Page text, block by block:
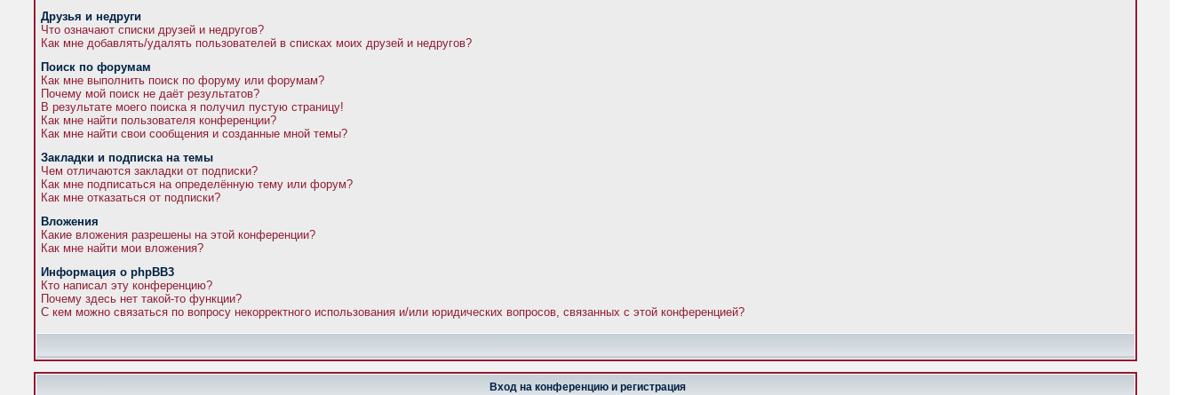
Друзья и недруги
Что означают списки друзей и недругов?
Как мне добавлять/удалять пользователей в списках моих друзей и недругов?
Поиск по форумам
Как мне выполнить поиск по форуму или форумам?
Почему мой поиск не даёт результатов?
В результате моего поиска я получил пустую страницу!
Как мне найти пользователя конференции?
Как мне найти свои сообщения и созданные мной темы?
Закладки и подписка на темы
Чем отличаются закладки от подписки?
Как мне подписаться на определённую тему или форум?
Как мне отказаться от подписки?
Вложения
Какие вложения разрешены на этой конференции?
Как мне найти мои вложения?
Информация о phpBB3
Кто написал эту конференцию?
Почему здесь нет такой-то функции?
С кем можно связаться по вопросу некорректного использования и/или юридических вопросов, связанных с этой конференцией?
Вход на конференцию и регистрация